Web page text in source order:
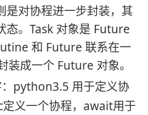
是对协程进一步封装，其
态。Task 对象是 Future
和 Future 联系在一
成一个 Future 对象。
python3.5 用于定义协
义一个协程，await用于